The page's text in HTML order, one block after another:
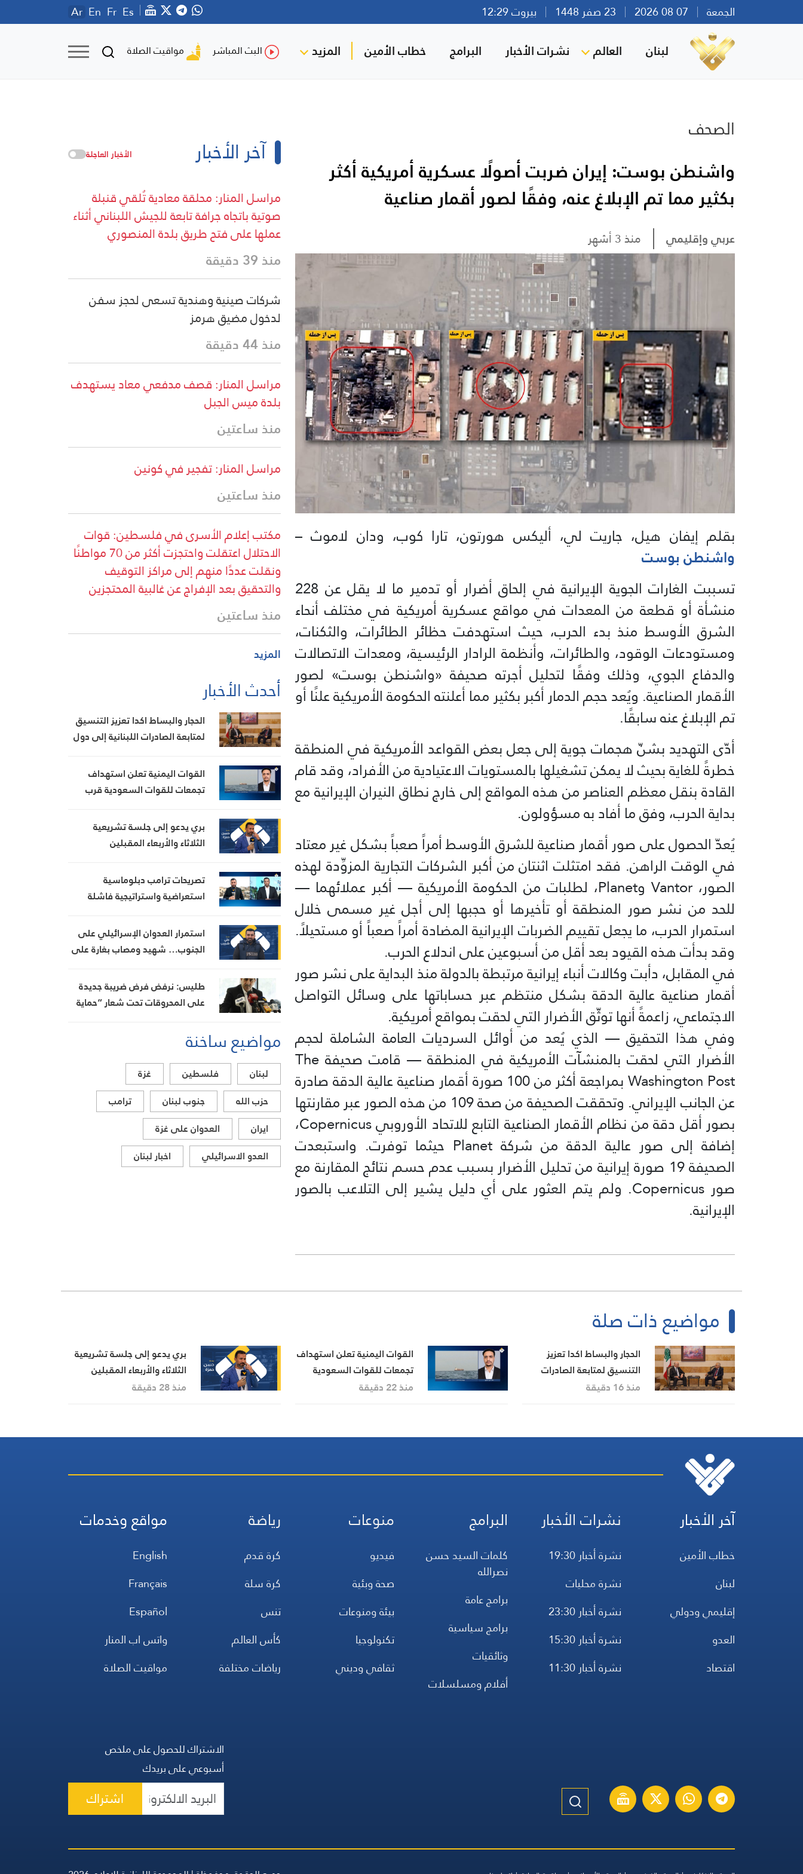
الجمعة بيروت 12:29 Ar En Fr Es
لبنان العالم نشرات الأخبار البرامج خطاب الأمين المزيد البث المباشر مواقيت الصلاة
الصحف
واشنطن بوست: إيران ضربت أصولًا عسكرية أمريكية أكثر
بكثير مما تم الإبلاغ عنه، وفقًا لصور أقمار صناعية
عربي وإقليمي منذ 3 أشهر
بقلم إيفان هيل، جاريت لي، أليكس هورتون، تارا كوب، ودان لاموث –
واشنطن بوست
تسببت الغارات الجوية الإيرانية في إلحاق أضرار أو تدمير ما لا يقل عن 228
منشأة أو قطعة من المعدات في مواقع عسكرية أمريكية في مختلف أنحاء
الشرق الأوسط منذ بدء الحرب، حيث استهدفت حظائر الطائرات، والثكنات،
ومستودعات الوقود، والطائرات، وأنظمة الرادار الرئيسية، ومعدات الاتصالات
والدفاع الجوي، وذلك وفقًا لتحليل أجرته صحيفة «واشنطن بوست» لصور
الأقمار الصناعية. ويُعد حجم الدمار أكبر بكثير مما أعلنته الحكومة الأمريكية علنًا أو
تم الإبلاغ عنه سابقًا.
أدّى التهديد بشنّ هجمات جوية إلى جعل بعض القواعد الأمريكية في المنطقة
خطرةً للغاية بحيث لا يمكن تشغيلها بالمستويات الاعتيادية من الأفراد، وقد قام
القادة بنقل معظم العناصر من هذه المواقع إلى خارج نطاق النيران الإيرانية مع
بداية الحرب، وفق ما أفاد به مسؤولون.
يُعدّ الحصول على صور أقمار صناعية للشرق الأوسط أمراً صعباً بشكل غير معتاد
في الوقت الراهن. فقد امتثلت اثنتان من أكبر الشركات التجارية المزوِّدة لهذه
الصور، Vantor وPlanet، لطلبات من الحكومة الأمريكية — أكبر عملائهما —
للحد من نشر صور المنطقة أو تأخيرها أو حجبها إلى أجل غير مسمى خلال
استمرار الحرب، ما يجعل تقييم الضربات الإيرانية المضادة أمراً صعباً أو مستحيلاً.
وقد بدأت هذه القيود بعد أقل من أسبوعين على اندلاع الحرب.
في المقابل، دأبت وكالات أنباء إيرانية مرتبطة بالدولة منذ البداية على نشر صور
أقمار صناعية عالية الدقة بشكل منتظم عبر حساباتها على وسائل التواصل
الاجتماعي، زاعمةً أنها توثّق الأضرار التي لحقت بمواقع أمريكية.
وفي هذا التحقيق — الذي يُعد من أوائل السرديات العامة الشاملة لحجم
الأضرار التي لحقت بالمنشآت الأمريكية في المنطقة — قامت صحيفة The
Washington Post بمراجعة أكثر من 100 صورة أقمار صناعية عالية الدقة صادرة
عن الجانب الإيراني. وتحققت الصحيفة من صحة 109 من هذه الصور عبر مقارنتها
بصور أقل دقة من نظام الأقمار الصناعية التابع للاتحاد الأوروبي Copernicus،
إضافة إلى صور عالية الدقة من شركة Planet حيثما توفرت. واستبعدت
الصحيفة 19 صورة إيرانية من تحليل الأضرار بسبب عدم حسم نتائج المقارنة مع
صور Copernicus. ولم يتم العثور على أي دليل يشير إلى التلاعب بالصور
الإيرانية.
آخر الأخبار الأخبار العاجلة
مراسل المنار: محلقة معادية تُلقي قنبلة
صوتية باتجاه جرافة تابعة للجيش اللبناني أثناء
عملها على فتح طريق بلدة المنصوري
منذ 39 دقيقة
شركات صينية وهندية تسعى لحجز سفن
لدخول مضيق هرمز
منذ 44 دقيقة
مراسل المنار: قصف مدفعي معاد يستهدف
بلدة ميس الجبل
منذ ساعتين
مراسل المنار: تفجير في كونين
منذ ساعتين
مكتب إعلام الأسرى في فلسطين: قوات
الاحتلال اعتقلت واحتجزت أكثر من 70 مواطنًا
ونقلت عددًا منهم إلى مراكز التوقيف
والتحقيق بعد الإفراج عن غالبية المحتجزين
منذ ساعتين
المزيد
أحدث الأخبار
الحجار والبساط اكدا تعزيز التنسيق
لمتابعة الصادرات اللبنانية إلى دول
القوات اليمنية تعلن استهداف
تجمعات للقوات السعودية قرب
بري يدعو إلى جلسة تشريعية
الثلاثاء والأربعاء المقبلين
تصريحات ترامب دبلوماسية
استعراضية واستراتيجية فاشلة
استمرار العدوان الإسرائيلي على
الجنوب… شهيد ومصاب بغارة على
بلدات
طليس: نرفض فرض ضريبة جديدة
على المحروقات تحت شعار “حماية
مواضيع ساخنة
لبنان فلسطين
غزة
حزب الله
جنوب لبنان
ترامب
ايران
العدوان على غزة
العدو الاسرائيلي
اخبار لبنان
مواضيع ذات صلة
الحجار والبساط اكدا تعزيز
التنسيق لمتابعة الصادرات
اللبنانية إلى دول الخليج
منذ 16 دقيقة
القوات اليمنية تعلن استهداف
تجمعات للقوات السعودية
قرب الحدود
منذ 22 دقيقة
بري يدعو إلى جلسة تشريعية
الثلاثاء والأربعاء المقبلين
منذ 28 دقيقة
آخر الأخبار
خطاب الأمين
لبنان
إقليمي ودولي
العدو
اقتصاد
نشرات الأخبار
نشرة أخبار 19:30
نشرة محليات
نشرة أخبار 23:30
نشرة أخبار 15:30
نشرة أخبار 11:30
البرامج
كلمات السيد حسن
نصرالله
برامج عامة
برامج سياسية
وثائقيات
أفلام ومسلسلات
منوعات
فيديو
صحة وبئية
بيئة ومنوعات
تكنولوجيا
ثقافي وديني
رياضة
كرة قدم
كرة سلة
تنس
كأس العالم
رياضات مختلفة
مواقع وخدمات
English
Français
Español
واتس اب المنار
مواقيت الصلاة
الاشتراك للحصول على ملخص
أسبوعي على بريدك
اشتراك